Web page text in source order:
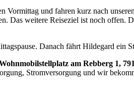
Vormittag und fahren kurz nach
Das weitere Reiseziel ist noch offen.
Danach fährt Hildegard ein
am Rebberg 1,
Stromversorgung und wir